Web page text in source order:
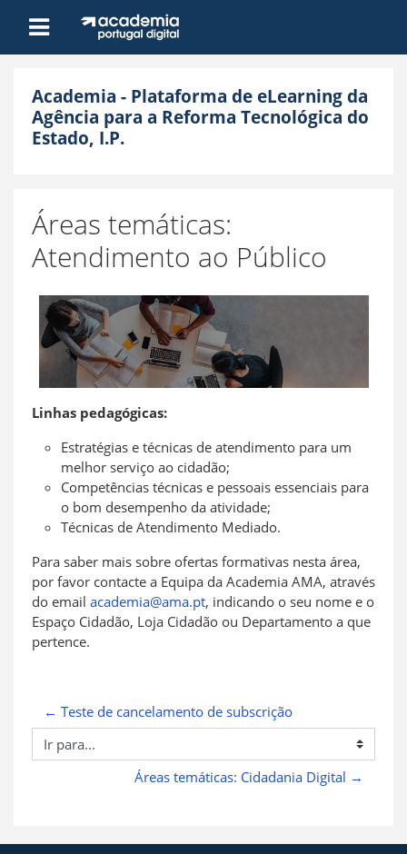
Ir para o conteúdo principal
Painel lateral
Academia - Plataforma de eLearning da
Agência para a Reforma Tecnológica do
Estado, I.P.
Áreas temáticas:
Atendimento ao Público
Linhas pedagógicas:
Estratégias e técnicas de atendimento para um
melhor serviço ao cidadão;
Competências técnicas e pessoais essenciais para
o bom desempenho da atividade;
Técnicas de Atendimento Mediado.
Para saber mais sobre ofertas formativas nesta área,
por favor contacte a Equipa da Academia AMA, através
do email academia@ama.pt, indicando o seu nome e o
Espaço Cidadão, Loja Cidadão ou Departamento a que
pertence.
← Teste de cancelamento de subscrição
Ir para...
Áreas temáticas: Cidadania Digital →